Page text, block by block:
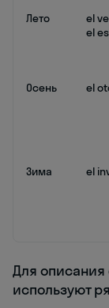
Лето
el
el
Осень
el
Зима el
Для
используют